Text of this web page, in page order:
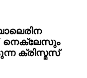
നെക്ലേസും
ക്രിസ്മസ്